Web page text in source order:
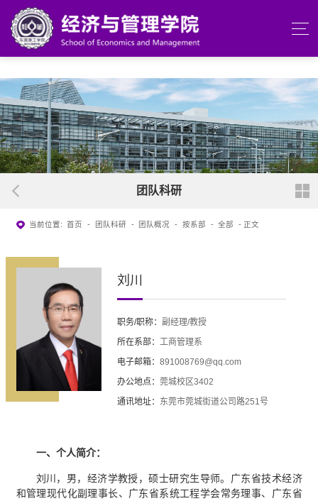
beats365(中国区)-唯一官方网站
团队科研
当前位置: 首页 - 团队科研 - 团队概况 - 按系部 - 全部 - 正文
刘川
职务/职称： 副经理/教授
所在系部： 工商管理系
电子邮箱： 891008769@qq.com
办公地点： 莞城校区3402
通讯地址： 东莞市莞城街道公司路251号
一、个人简介：
刘川，男，经济学教授，硕士研究生导师。广东省技术经济
和管理现代化副理事长、广东省系统工程学会常务理事、广东省